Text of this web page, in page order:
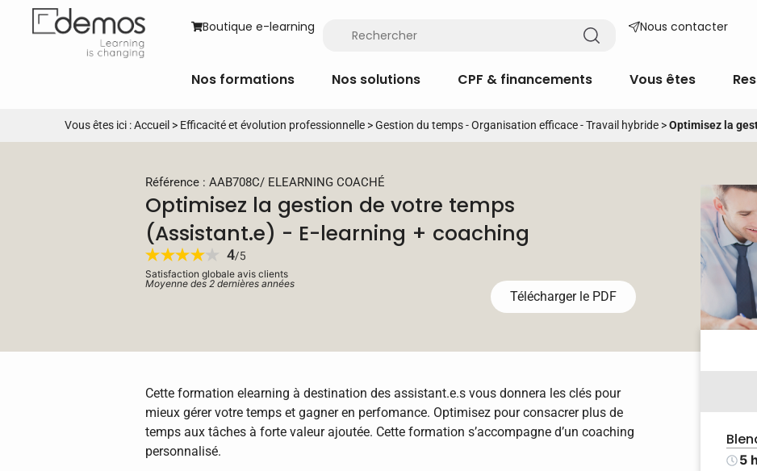
Boutique e-learning Nous contacter
Nos formations Nos solutions CPF & financements Vous êtes
Vous êtes ici :Accueil > Efficacité et évolution professionnelle >Gestion du temps - Organisation efficace - Travail hybride >Optimisez la
5
Référence : AAB708C/ ELEARNING COACHÉ
Optimisez la gestion de votre temps
(Assistant.e) - E-learning + coaching
Satisfaction globale avis clients
Moyenne des 2 dernières années
Télécharger le PDF
Cette formation elearning à destination des assistant.e.s vous donnera les clés pour
mieux gérer votre temps et gagner en perfomance. Optimisez pour consacrer plus de
temps aux tâches à forte valeur ajoutée. Cette formation s’accompagne d’un coaching
personnalisé.